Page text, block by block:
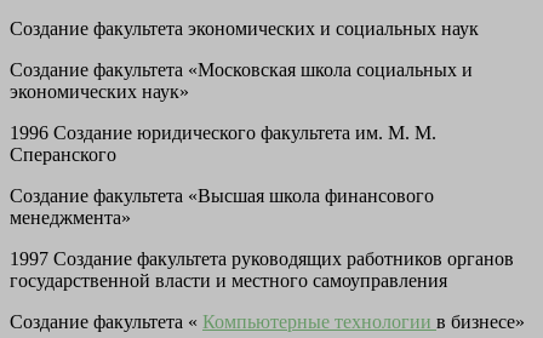
Создание факультета экономических и социальных наук
Создание факультета «Московская школа социальных и
экономических наук»
1996 Создание юридического факультета им. М. М.
Сперанского
Создание факультета «Высшая школа финансового
менеджмента»
1997 Создание факультета руководящих работников органов
государственной власти и местного самоуправления
Создание факультета « Компьютерные технологии в бизнесе»